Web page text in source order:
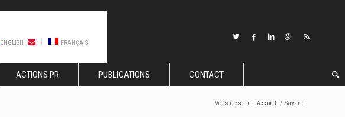
ENGLISH FRANÇAIS
ACTIONS PR PUBLICATIONS CONTACT
Vous êtes ici : Accueil / Sayarti